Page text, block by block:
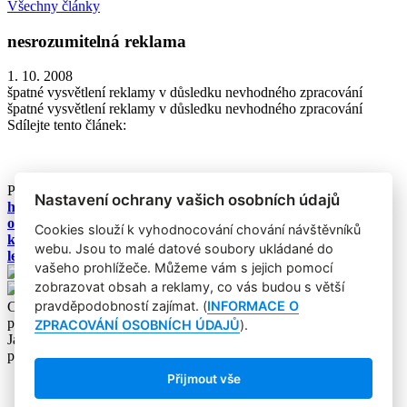
Všechny články
nesrozumitelná reklama
1. 10. 2008
špatné vysvětlení reklamy v důsledku nevhodného zpracování
špatné vysvětlení reklamy v důsledku nevhodného zpracování
Sdílejte tento článek:
Podobné články:
hierarchie nesoulad / atributů
osvědčení
kognitivní konzistence
learning
Copyright © 2004-2020 Focus Agency, s.r.o. Plné znění licenčních
podmínek. ISSN 1803-957X
Jakékoliv publikování, přebírání nebo šíření obsahu je bez
písemného souhlasu Focus Agency, s.r.o. zakázáno.
Štítky
Nastavení ochrany vašich osobních údajů
Cookies slouží k vyhodnocování chování návštěvníků
webu. Jsou to malé datové soubory ukládané do
vašeho prohlížeče. Můžeme vám s jejich pomocí
zobrazovat obsah a reklamy, co vás budou s větší
pravděpodobností zajímat. (INFORMACE O
ZPRACOVÁNÍ OSOBNÍCH ÚDAJŮ).
Přijmout vše